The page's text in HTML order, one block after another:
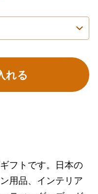
れる
フトです。日本の
用品、インテリア